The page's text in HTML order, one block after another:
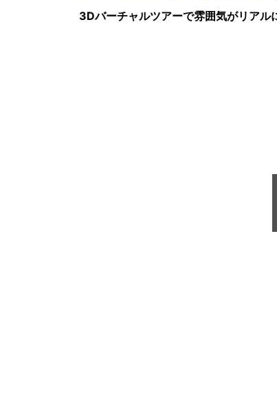
3Dバーチャルツアーで雰囲気がリアル